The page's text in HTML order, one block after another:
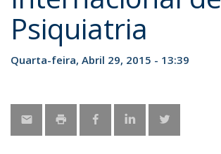
Psiquiatria
Quarta-feira, Abril 29, 2015 - 13:39